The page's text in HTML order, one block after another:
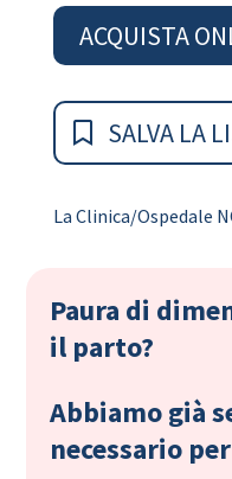
ACQUISTA
SALVA LA
La Clinica/Ospedale
Paura di
il parto?
Abbiamo già
necessario